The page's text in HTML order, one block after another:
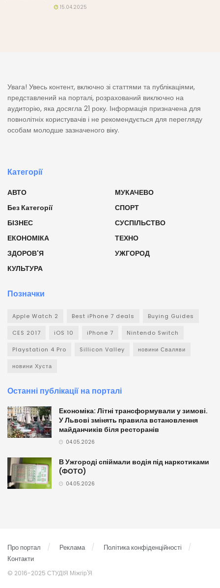
15.04.2025
Увага! Увесь контент, включно зі статтями та публікаціями,
представлений на порталі, розрахований виключно на
аудиторію, яка досягла 21 року. Інформація призначена для
повнолітніх користувачів і не рекомендується для перегляду
особам молодше зазначеного віку.
Категорії
АВТО
Без Категорії
БІЗНЕС
ЕКОНОМІКА
ЗДОРОВ'Я
КУЛЬТУРА
МУКАЧЕВО
СПОРТ
СУСПІЛЬСТВО
ТЕХНО
УЖГОРОД
Позначки
Apple Watch 2 Best iPhone 7 deals Buying Guides
CES 2017 iOS 10 iPhone 7 Nintendo Switch
Playstation 4 Pro Sillicon Valley новини Сваляви
новини Хуста
Останні публікації на порталі
Економіка: Літні трансформували у зимові.
У Львові змінять правила встановлення
майданчиків біля ресторанів
04.05.2026
В Ужгороді спіймали водія під наркотиками
(ФОТО)
04.05.2026
Про портал Реклама
Політика конфіденційності
Контакти
© 2016-2025 СТУДІЯ Міжгір'Я